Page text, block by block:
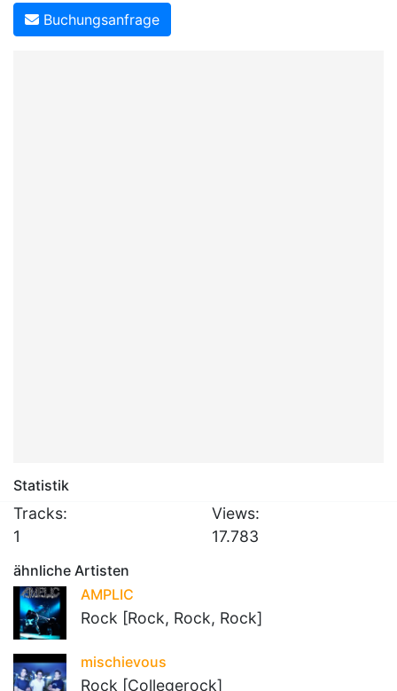
Buchungsanfrage
Statistik
Tracks:
1
Views:
17.783
ähnliche Artisten
AMPLIC
Rock [Rock, Rock, Rock]
mischievous
Rock [Collegerock]